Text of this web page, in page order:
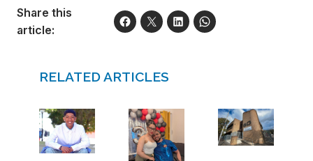
Share this
article:
RELATED ARTICLES